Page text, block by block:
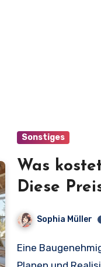
Sonstiges
Was
Diese
Sophia Müller
Eine Baugenehmigung ist ein unverzichtbarer Schritt beim